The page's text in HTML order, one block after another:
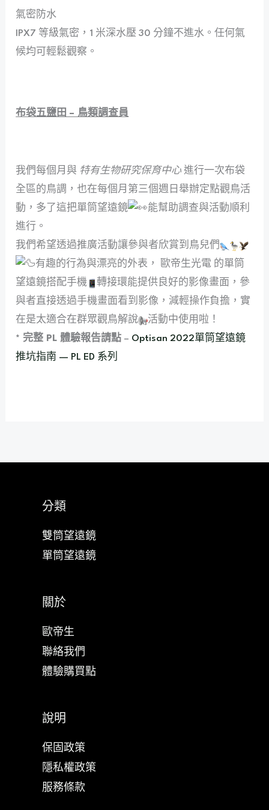
氣密防水
IPX7 等級氣密，1 米深水壓 30 分鐘不進水。任何氣
候均可輕鬆觀察。
布袋五鹽田 – 鳥類調查員
我們每個月與 特有生物研究保育中心 進行一次布袋
全區的鳥調，也在每個月第三個週日舉辦定點觀鳥活
動，多了這把單筒望遠鏡
能幫助調查與活動順利
進行。
我們希望透過推廣活動讓參與者欣賞到鳥兒們
有趣的行為與漂亮的外表， 歐帝生光電 的單筒
望遠鏡搭配手機
轉接環能提供良好的影像畫面，參
與者直接透過手機畫面看到影像，減輕操作負擔，實
在是太適合在群眾觀鳥解說
活動中使用啦！
* 完整 PL 體驗報告請點 – Optisan 2022單筒望遠鏡
推坑指南 — PL ED 系列
分類
雙筒望遠鏡
單筒望遠鏡
關於
歐帝生
聯絡我們
體驗購買點
說明
保固政策
隱私權政策
服務條款